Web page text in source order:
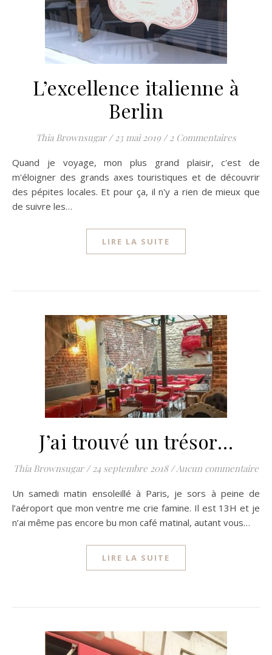
L’excellence italienne à
Berlin
Thia Brownsugar / 23 mai 2019 / 2 Commentaires
Quand je voyage, mon plus grand plaisir, c'est de
m'éloigner des grands axes touristiques et de découvrir
des pépites locales. Et pour ça, il n'y a rien de mieux que
de suivre les…
LIRE LA SUITE
J’ai trouvé un trésor…
Thia Brownsugar / 24 septembre 2018 /Aucun commentaire
Un samedi matin ensoleillé à Paris, je sors à peine de
l’aéroport que mon ventre me crie famine. Il est 13H et je
n’ai même pas encore bu mon café matinal, autant vous…
LIRE LA SUITE